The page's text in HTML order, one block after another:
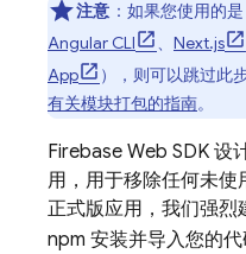
注意 ：如果您使用的
Angular CLI
、 Next.js
App
），则可以跳过此
有关模块打包的指南。
Firebase Web SDK 设
用，用于移除任何未
正式版应用，我们强烈
npm 安装并导入您的代